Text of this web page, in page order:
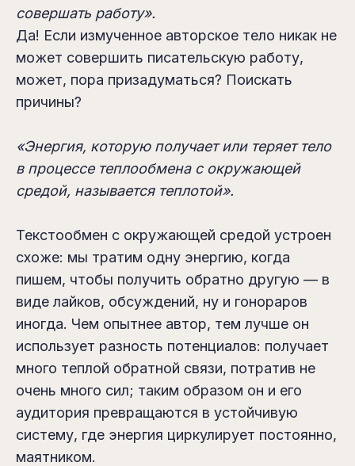
совершать работу».
Да! Если измученное авторское тело никак не
может совершить писательскую работу,
может, пора призадуматься? Поискать
причины?
«Энергия, которую получает или теряет тело
в процессе теплообмена с окружающей
средой, называется теплотой».
Текстообмен с окружающей средой устроен
cхоже: мы тратим одну энергию, когда
пишем, чтобы получить обратно другую — в
виде лайков, обсуждений, ну и гонораров
иногда. Чем опытнее автор, тем лучше он
использует разность потенциалов: получает
много теплой обратной связи, потратив не
очень много сил; таким образом он и его
аудитория превращаются в устойчивую
систему, где энергия циркулирует постоянно,
маятником.